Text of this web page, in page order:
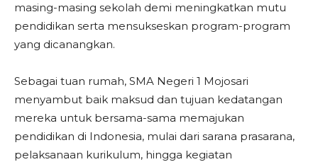
masing-masing sekolah demi meningkatkan mutu
pendidikan serta mensukseskan program-program
yang dicanangkan.
Sebagai tuan rumah, SMA Negeri 1 Mojosari
menyambut baik maksud dan tujuan kedatangan
mereka untuk bersama-sama memajukan
pendidikan di Indonesia, mulai dari sarana prasarana,
pelaksanaan kurikulum, hingga kegiatan